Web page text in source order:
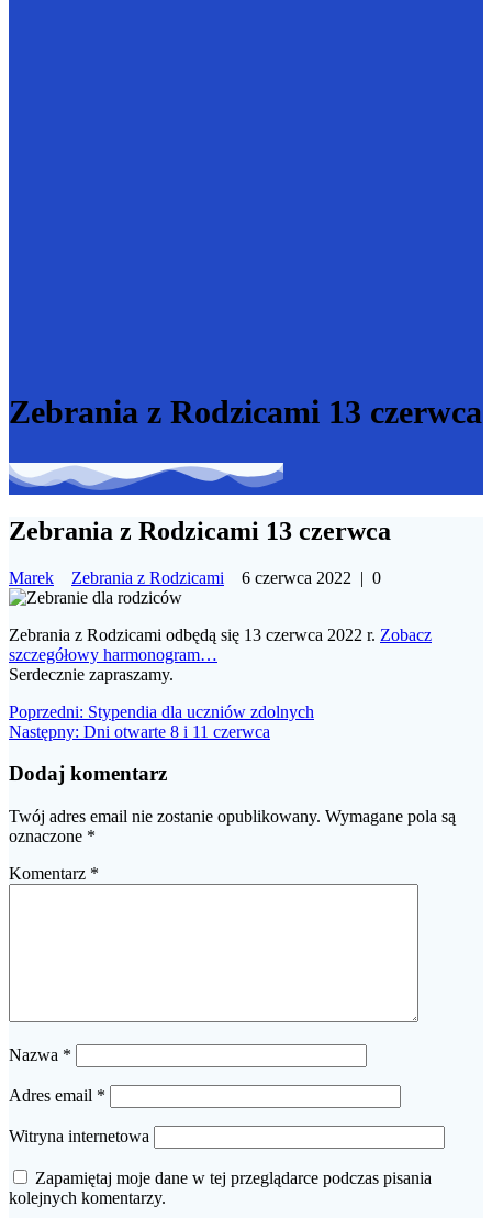
Zebrania z Rodzicami 13 czerwca
Zebrania z Rodzicami 13 czerwca
Marek Zebrania z Rodzicami 6 czerwca 2022 | 0
Zebrania z Rodzicami odbędą się 13 czerwca 2022 r. Zobacz
szczegółowy harmonogram…
Serdecznie zapraszamy.
Nawigacja
wpisu
Poprzedni: Poprzedni
wpis:
Stypendia dla uczniów zdolnych
Następny: Następny
Dni otwarte 8 i 11 czerwca
Dodaj komentarz
Twój adres email nie zostanie opublikowany. Wymagane pola są
oznaczone *
Komentarz *
Nazwa *
Adres email *
Witryna internetowa
Zapamiętaj moje dane w tej przeglądarce podczas pisania
kolejnych komentarzy.